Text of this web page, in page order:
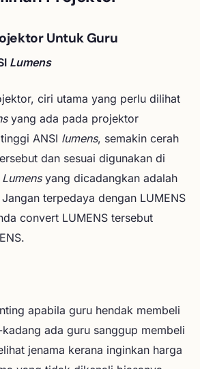
Untuk Guru
Lumens
ciri utama yang perlu dilihat
yang ada pada projektor
ANSI lumens, semakin cerah
dan sesuai digunakan di
Lumensyang dicadangkan adalah
terpedaya dengan LUMENS
convert LUMENS tersebut
apabila guru hendak membeli
ada guru sanggup membeli
jenama kerana inginkan harga